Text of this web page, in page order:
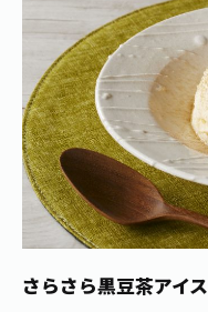
さらさら黒豆茶アイス